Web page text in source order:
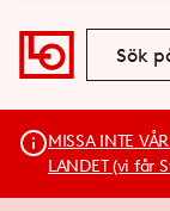
MISSA INTE
LANDET (vi får